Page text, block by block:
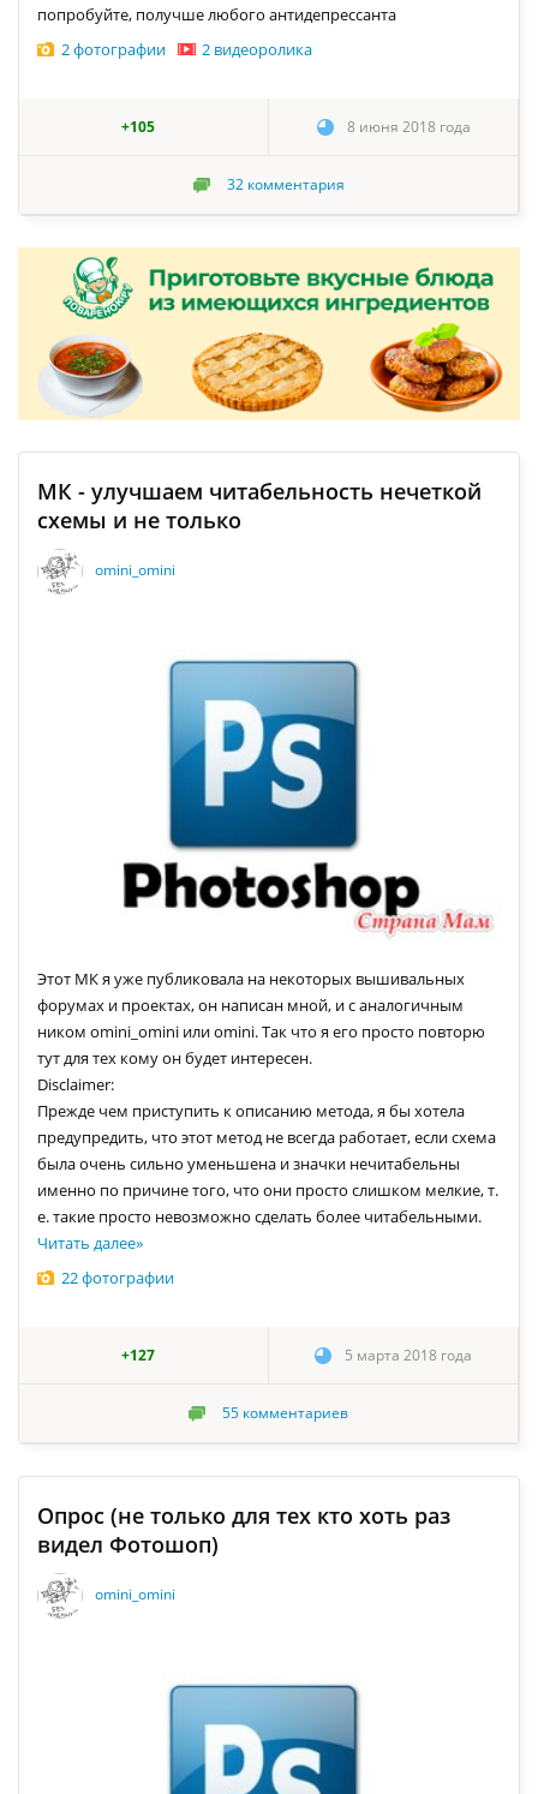
попробуйте, получше любого антидепрессанта
2 фотографии
2 видеоролика
+105 8 июня 2018 года
32 комментария
МК - улучшаем читабельность нечеткой
схемы и не только
omini_omini
Этот МК я уже публиковала на некоторых вышивальных
форумах и проектах, он написан мной, и с аналогичным
ником omini_omini или omini. Так что я его просто повторю
тут для тех кому он будет интересен.
Disclaimer:
Прежде чем приступить к описанию метода, я бы хотела
предупредить, что этот метод не всегда работает, если схема
была очень сильно уменьшена и значки нечитабельны
именно по причине того, что они просто слишком мелкие, т.
е. такие просто невозможно сделать более читабельными.
Читать далее»
22 фотографии
+127 5 марта 2018 года
55 комментариев
Опрос (не только для тех кто хоть раз
видел Фотошоп)
omini_omini